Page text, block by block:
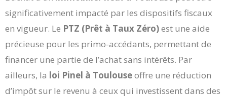
significativement impacté par les dispositifs fiscaux
en vigueur. Le PTZ (Prêt à Taux Zéro)est une aide
précieuse pour les primo-accédants, permettant de
financer une partie de l’achat sans intérêts. Par
ailleurs, la loi Pinel à Toulouseoffre une réduction
d’impôt sur le revenu à ceux qui investissent dans des